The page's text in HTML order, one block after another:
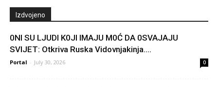
Izdvojeno
0Nl SU LJUDl K0Jl lMAJU M0Ć DA 0SVAJAJU
SVlJET: Otkriva Ruska Vidovnjakinja….
Portal - July 30, 2026 0